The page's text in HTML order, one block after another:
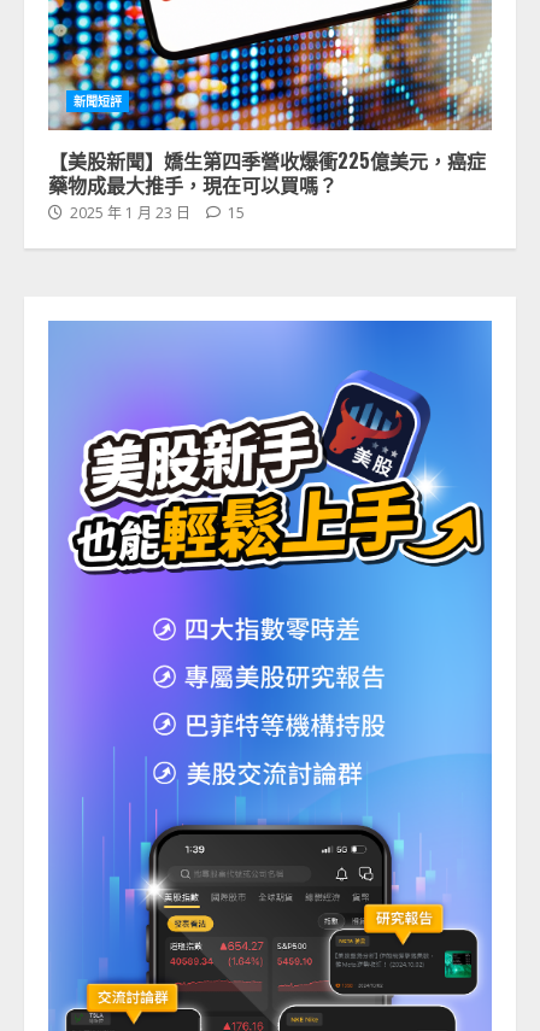
新聞短評
【美股新聞】嬌生第四季營收爆衝225億美元，癌症
藥物成最大推手，現在可以買嗎？
2025 年 1 月 23 日 15